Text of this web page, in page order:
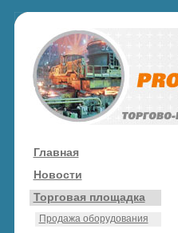
Главная
Новости
Торговая площадка
Продажа оборудования